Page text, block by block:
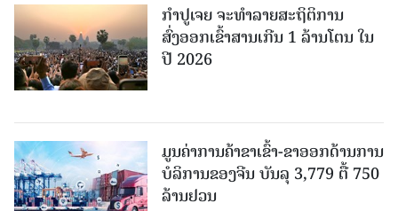
ກຳປູເຈຍ ຈະທຳລາຍສະຖິຕິການ
ສົ່ງອອກເຂົ້າສານເກີນ 1 ລ້ານໂຕນ ໃນ
ປີ 2026
ມູນຄ່າການຄ້າຂາເຂົ້າ-ຂາອອກດ້ານການ
ບໍລິການຂອງຈີນ ບັນລຸ 3,779 ຕື້ 750
ລ້ານຢວນ